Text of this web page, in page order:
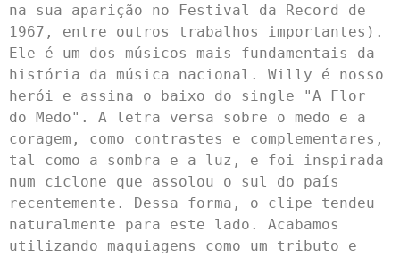
na sua aparição no Festival da Record de
1967, entre outros trabalhos importantes).
Ele é um dos músicos mais fundamentais da
história da música nacional. Willy é nosso
herói e assina o baixo do single "A Flor
do Medo". A letra versa sobre o medo e a
coragem, como contrastes e complementares,
tal como a sombra e a luz, e foi inspirada
num ciclone que assolou o sul do país
recentemente. Dessa forma, o clipe tendeu
naturalmente para este lado. Acabamos
utilizando maquiagens como um tributo e